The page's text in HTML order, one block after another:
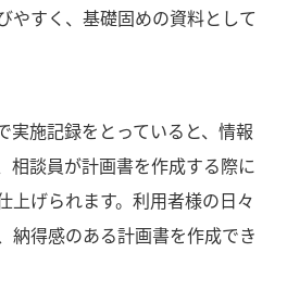
やすく、基礎固めの資料として
実施記録をとっていると、情報
相談員が計画書を作成する際に
上げられます。利用者様の日々
納得感のある計画書を作成でき